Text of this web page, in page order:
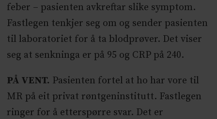
feber – pasienten avkreftar slike symptom.
Fastlegen tenkjer seg om og sender pasienten
til laboratoriet for å ta blodprøver. Det viser
seg at senkninga er på 95 og CRP på 240.
PÅ VENT. Pasienten fortel at ho har vore til
MR på eit privat røntgeninstitutt. Fastlegen
ringer for å etterspørre svar. Det er